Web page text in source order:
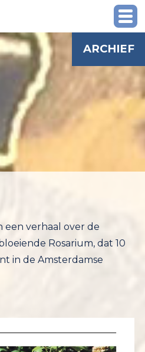
ARCHIEF
een verhaal over de
Rosarium, dat 10
in de Amsterdamse